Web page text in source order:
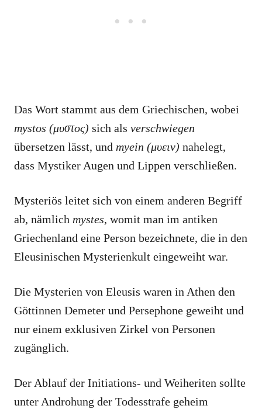
Das Wort stammt aus dem Griechischen, wobei
mystos (μυστος) sich als verschwiegen
übersetzen lässt, und myein (μυειν) nahelegt,
dass Mystiker Augen und Lippen verschließen.
Mysteriös leitet sich von einem anderen Begriff
ab, nämlich mystes, womit man im antiken
Griechenland eine Person bezeichnete, die in den
Eleusinischen Mysterienkult eingeweiht war.
Die Mysterien von Eleusis waren in Athen den
Göttinnen Demeter und Persephone geweiht und
nur einem exklusiven Zirkel von Personen
zugänglich.
Der Ablauf der Initiations- und Weiheriten sollte
unter Androhung der Todesstrafe geheim